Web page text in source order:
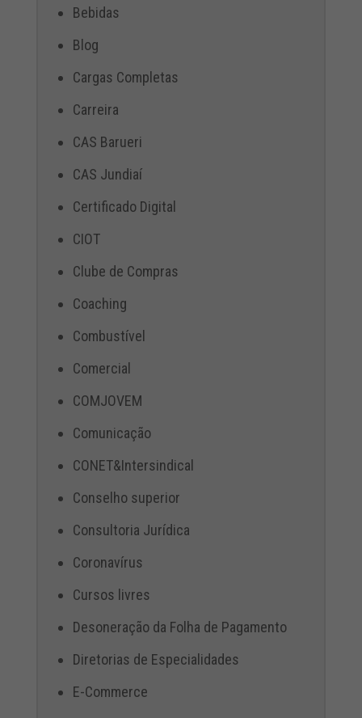
Bebidas
Blog
Cargas Completas
Carreira
CAS Barueri
CAS Jundiaí
Certificado Digital
CIOT
Clube de Compras
Coaching
Combustível
Comercial
COMJOVEM
Comunicação
CONET&Intersindical
Conselho superior
Consultoria Jurídica
Coronavírus
Cursos livres
Desoneração da Folha de Pagamento
Diretorias de Especialidades
E-Commerce